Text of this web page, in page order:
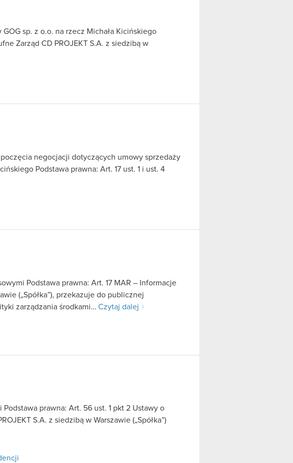
sp. z o.o. na rzecz Michała Kicińskiego
Zarząd CD PROJEKT S.A. z siedzibą w
negocjacji dotyczących umowy sprzedaży
Podstawa prawna: Art. 17 ust. 1 i ust. 4
Podstawa prawna: Art. 17 MAR – Informacje
(„Spółka”), przekazuje do publicznej
zarządzania środkami… Czytaj dalej
prawna: Art. 56 ust. 1 pkt 2 Ustawy o
S.A. z siedzibą w Warszawie („Spółka”)